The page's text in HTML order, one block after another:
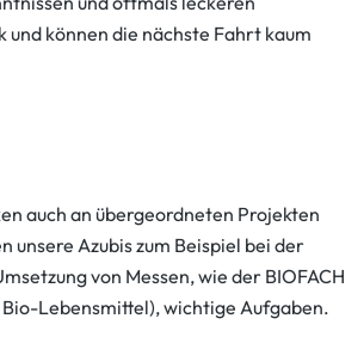
und können die nächste Fahrt kaum
auch an übergeordneten Projekten
unsere Azubis zum Beispiel bei der
von Messen, wie der BIOFACH
Lebensmittel), wichtige Aufgaben.